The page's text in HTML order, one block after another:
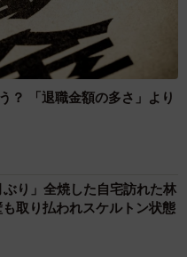
？ 「退職金額の多さ」より
ぶり」全焼した自宅訪れた林
取り払われスケルトン状態